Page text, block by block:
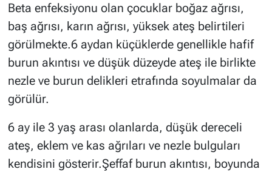
Beta enfeksiyonu olan çocuklar boğaz ağrısı,
baş ağrısı, karın ağrısı, yüksek ateş belirtileri
görülmekte.6 aydan küçüklerde genellikle hafif
burun akıntısı ve düşük düzeyde ateş ile birlikte
nezle ve burun delikleri etrafında soyulmalar da
görülür.
6 ay ile 3 yaş arası olanlarda, düşük dereceli
ateş, eklem ve kas ağrıları ve nezle bulguları
kendisini gösterir.Şeffaf burun akıntısı, boyunda